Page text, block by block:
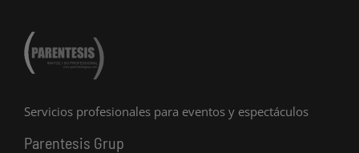
Servicios profesionales para eventos y espectáculos
Parentesis Grup